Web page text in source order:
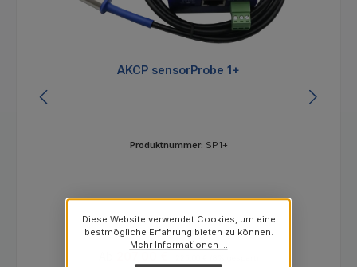
AKCP sensorProbe 1+
Produktnummer: SP1+
Regulärer Preis:
Diese Website verwendet Cookies, um eine
bestmögliche Erfahrung bieten zu können.
Mehr Informationen ...